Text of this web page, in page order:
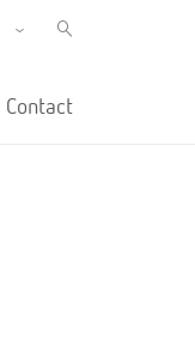
Contact